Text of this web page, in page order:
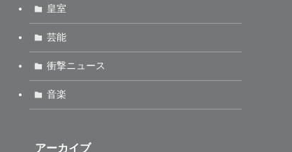
皇室
芸能
衝撃ニュース
音楽
アーカイブ